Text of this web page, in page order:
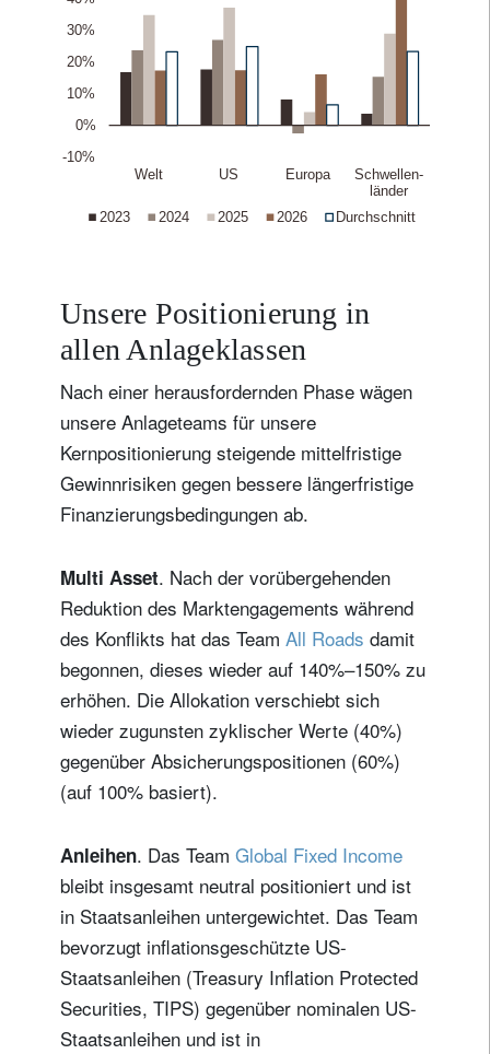
Unsere Positionierung in
allen Anlageklassen
Nach einer herausfordernden Phase wägen
unsere Anlageteams für unsere
Kernpositionierung steigende mittelfristige
Gewinnrisiken gegen bessere längerfristige
Finanzierungsbedingungen ab.
Multi Asset. Nach der vorübergehenden
Reduktion des Marktengagements während
des Konflikts hat das Team All Roads damit
begonnen, dieses wieder auf 140%–150% zu
erhöhen. Die Allokation verschiebt sich
wieder zugunsten zyklischer Werte (40%)
gegenüber Absicherungspositionen (60%)
(auf 100% basiert).
Anleihen. Das Team Global Fixed Income
bleibt insgesamt neutral positioniert und ist
in Staatsanleihen untergewichtet. Das Team
bevorzugt inflationsgeschützte US-
Staatsanleihen (Treasury Inflation Protected
Securities, TIPS) gegenüber nominalen US-
Staatsanleihen und ist in